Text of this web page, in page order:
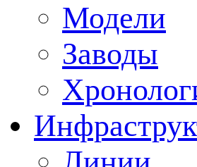
Модели
Заводы